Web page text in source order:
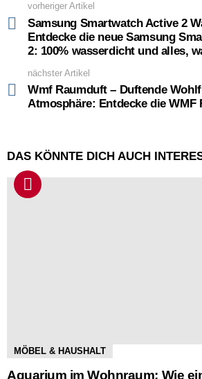
more
vorheriger Artikel
Samsung Smartwatch Active 2
Entdecke die neue Samsung
2: 100% wasserdicht und alles,
nächster Artikel
Wmf Raumduft – Duftende
Atmosphäre: Entdecke die WMF
DAS KÖNNTE DICH AUCH
MÖBEL & HAUSHALT
Aquarium im Wohnraum: Wie